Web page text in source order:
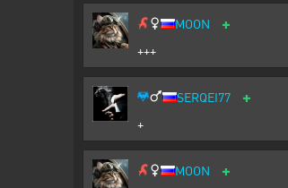
MOON +
+++
SERQEI77 +
+
MOON +